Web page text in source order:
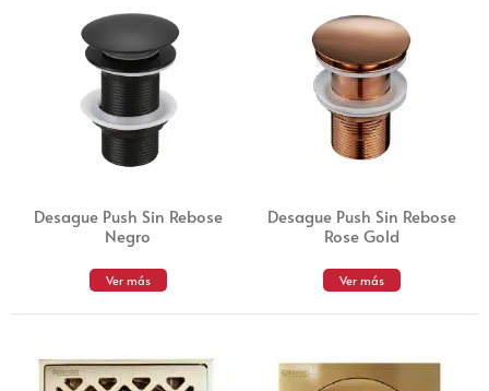
Desague Push Sin Rebose
Negro
Ver más
Desague Push Sin Rebose
Rose Gold
Ver más